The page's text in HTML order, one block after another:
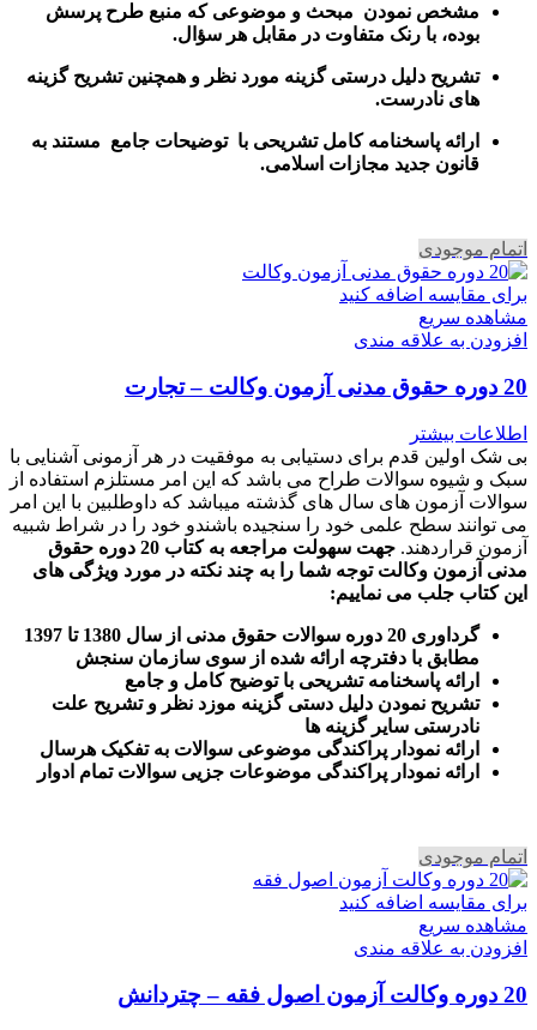
مشخص نمودن مبحث و موضوعی که منبع طرح پرسش
بوده، با رنک متفاوت در مقابل هر سؤال.
تشریح دلیل درستی گزینه مورد نظر و همچنین تشریح گزینه
های نادرست.
ارائه پاسخنامه کامل تشریحی با توضیحات جامع مستند به
قانون جدید مجازات اسلامی.
اتمام موجودی
برای مقایسه اضافه کنید
مشاهده سریع
افزودن به علاقه مندی
20 دوره حقوق مدنی آزمون وکالت – تجارت
اطلاعات بیشتر
بی شک اولین قدم برای دستیابی به موفقیت در هر آزمونی آشنایی با
سبک و شیوه سوالات طراح می باشد که این امر مستلزم استفاده از
سوالات آزمون های سال های گذشته میباشد که داوطلبین با این امر
می توانند سطح علمی خود را سنجیده باشندو خود را در شراط شبیه
آزمون قراردهند.
جهت سهولت مراجعه به کتاب 20 دوره حقوق
مدنی آزمون وکالت توجه شما را به چند نکته در مورد ویژگی های
این کتاب جلب می نماییم:
گرداوری 20 دوره سوالات حقوق مدنی از سال 1380 تا 1397
مطابق با دفترچه ارائه شده از سوی سازمان سنجش
ارائه پاسخنامه تشریحی با توضیح کامل و جامع
تشریح نمودن دلیل دستی گزینه موزد نظر و تشریح علت
نادرستی سایر گزینه ها
ارائه نمودار پراکندگی موضوعی سوالات به تفکیک هرسال
رائه نمودار پراکندگی موضوعات جزیی سوالات تمام ادوار
اتمام موجودی
برای مقایسه اضافه کنید
مشاهده سریع
افزودن به علاقه مندی
20 دوره وکالت آزمون اصول فقه – چتردانش